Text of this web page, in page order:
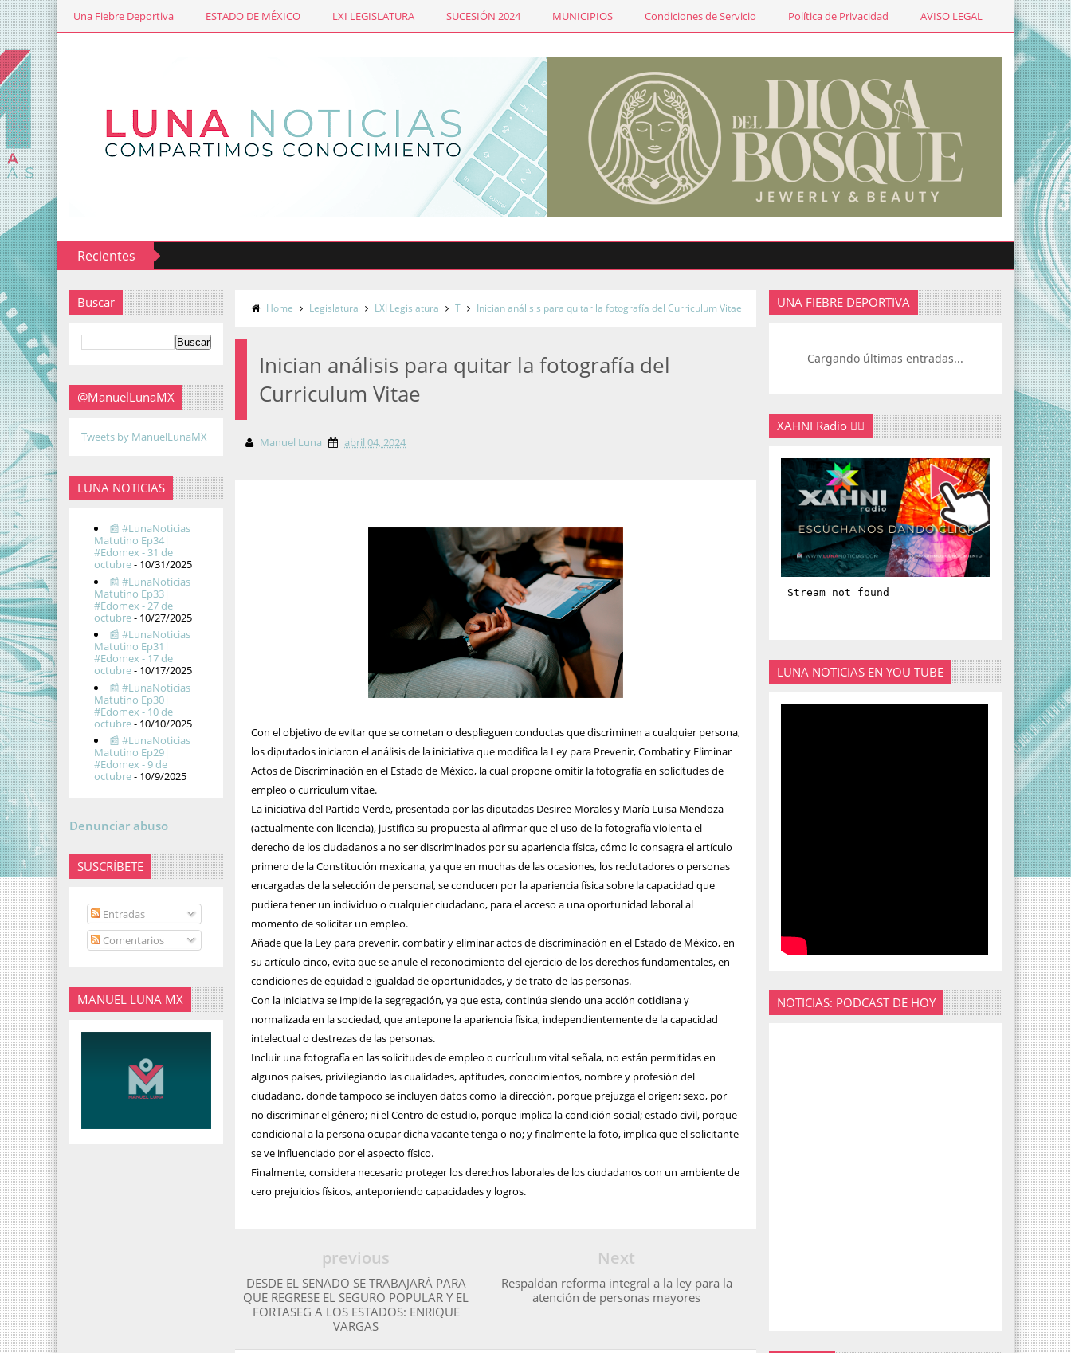
Una Fiebre Deportiva ESTADO DE MÉXICO LXI LEGISLATURA SUCESIÓN 2024 MUNICIPIOS Condiciones de Servicio Política de Privacidad AVISO LEGAL
Recientes
Buscar
@ManuelLunaMX
Tweets by ManuelLunaMX
LUNA NOTICIAS
📰 #LunaNoticias
Matutino Ep34|
#Edomex - 31 de
octubre- 10/31/2025
📰 #LunaNoticias
Matutino Ep33|
#Edomex - 27 de
octubre- 10/27/2025
📰 #LunaNoticias
Matutino Ep31|
#Edomex - 17 de
octubre- 10/17/2025
📰 #LunaNoticias
Matutino Ep30|
#Edomex - 10 de
octubre- 10/10/2025
📰 #LunaNoticias
Matutino Ep29|
#Edomex - 9 de
octubre- 10/9/2025
Denunciar abuso
SUSCRÍBETE
Entradas
Comentarios
MANUEL LUNA MX
Home Legislatura LXI Legislatura T Inician análisis para quitar la fotografía del Curriculum Vitae
Inician análisis para quitar la fotografía del
Curriculum Vitae
Manuel Luna abril 04, 2024
Con el objetivo de evitar que se cometan o desplieguen conductas que discriminen a cualquier persona,
los diputados iniciaron el análisis de la iniciativa que modifica la Ley para Prevenir, Combatir y Eliminar
Actos de Discriminación en el Estado de México, la cual propone omitir la fotografía en solicitudes de
empleo o curriculum vitae.
La iniciativa del Partido Verde, presentada por las diputadas Desiree Morales y María Luisa Mendoza
(actualmente con licencia), justifica su propuesta al afirmar que el uso de la fotografía violenta el
derecho de los ciudadanos a no ser discriminados por su apariencia física, cómo lo consagra el artículo
primero de la Constitución mexicana, ya que en muchas de las ocasiones, los reclutadores o personas
encargadas de la selección de personal, se conducen por la apariencia física sobre la capacidad que
pudiera tener un individuo o cualquier ciudadano, para el acceso a una oportunidad laboral al
momento de solicitar un empleo.
Añade que la Ley para prevenir, combatir y eliminar actos de discriminación en el Estado de México, en
su artículo cinco, evita que se anule el reconocimiento del ejercicio de los derechos fundamentales, en
condiciones de equidad e igualdad de oportunidades, y de trato de las personas.
Con la iniciativa se impide la segregación, ya que esta, continúa siendo una acción cotidiana y
normalizada en la sociedad, que antepone la apariencia física, independientemente de la capacidad
intelectual o destrezas de las personas.
Incluir una fotografía en las solicitudes de empleo o currículum vital señala, no están permitidas en
algunos países, privilegiando las cualidades, aptitudes, conocimientos, nombre y profesión del
ciudadano, donde tampoco se incluyen datos como la dirección, porque prejuzga el origen; sexo, por
no discriminar el género; ni el Centro de estudio, porque implica la condición social; estado civil, porque
condicional a la persona ocupar dicha vacante tenga o no; y finalmente la foto, implica que el solicitante
se ve influenciado por el aspecto físico.
Finalmente, considera necesario proteger los derechos laborales de los ciudadanos con un ambiente de
cero prejuicios físicos, anteponiendo capacidades y logros.
Next
Respaldan reforma integral a la ley para la
atención de personas mayores
previous
DESDE EL SENADO SE TRABAJARÁ PARA
QUE REGRESE EL SEGURO POPULAR Y EL
FORTASEG A LOS ESTADOS: ENRIQUE
VARGAS
UNA FIEBRE DEPORTIVA
Cargando últimas entradas...
XAHNI Radio 👇🏽
LUNA NOTICIAS EN YOU TUBE
NOTICIAS: PODCAST DE HOY